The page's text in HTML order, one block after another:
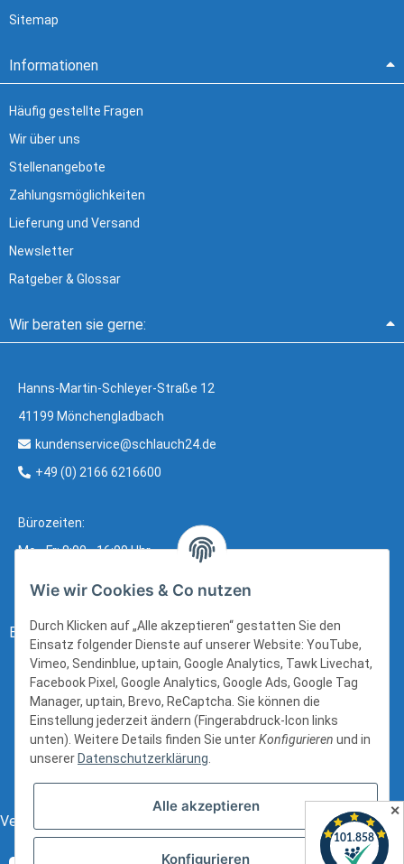
Sitemap
Informationen
Häufig gestellte Fragen
Wir über uns
Stellenangebote
Zahlungsmöglichkeiten
Lieferung und Versand
Newsletter
Ratgeber & Glossar
Wir beraten sie gerne:
Hanns-Martin-Schleyer-Straße 12
41199 Mönchengladbach
kundenservice@schlauch24.de
+49 (0) 2166 6216600
Bürozeiten:
Mo - Fr: 8:00 - 16:00 Uhr
Bezahlung:
Versand:
Wie wir Cookies & Co nutzen
Durch Klicken auf „Alle akzeptieren“ gestatten Sie den
Einsatz folgender Dienste auf unserer Website: YouTube,
Vimeo, Sendinblue, uptain, Google Analytics, Tawk Livechat,
Facebook Pixel, Google Analytics, Google Ads, Google Tag
Manager, uptain, Brevo, ReCaptcha. Sie können die
Einstellung jederzeit ändern (Fingerabdruck-Icon links
unten). Weitere Details finden Sie unterKonfigurieren und in
unserer Datenschutzerklärung.
Alle akzeptieren
Konfigurieren
✕